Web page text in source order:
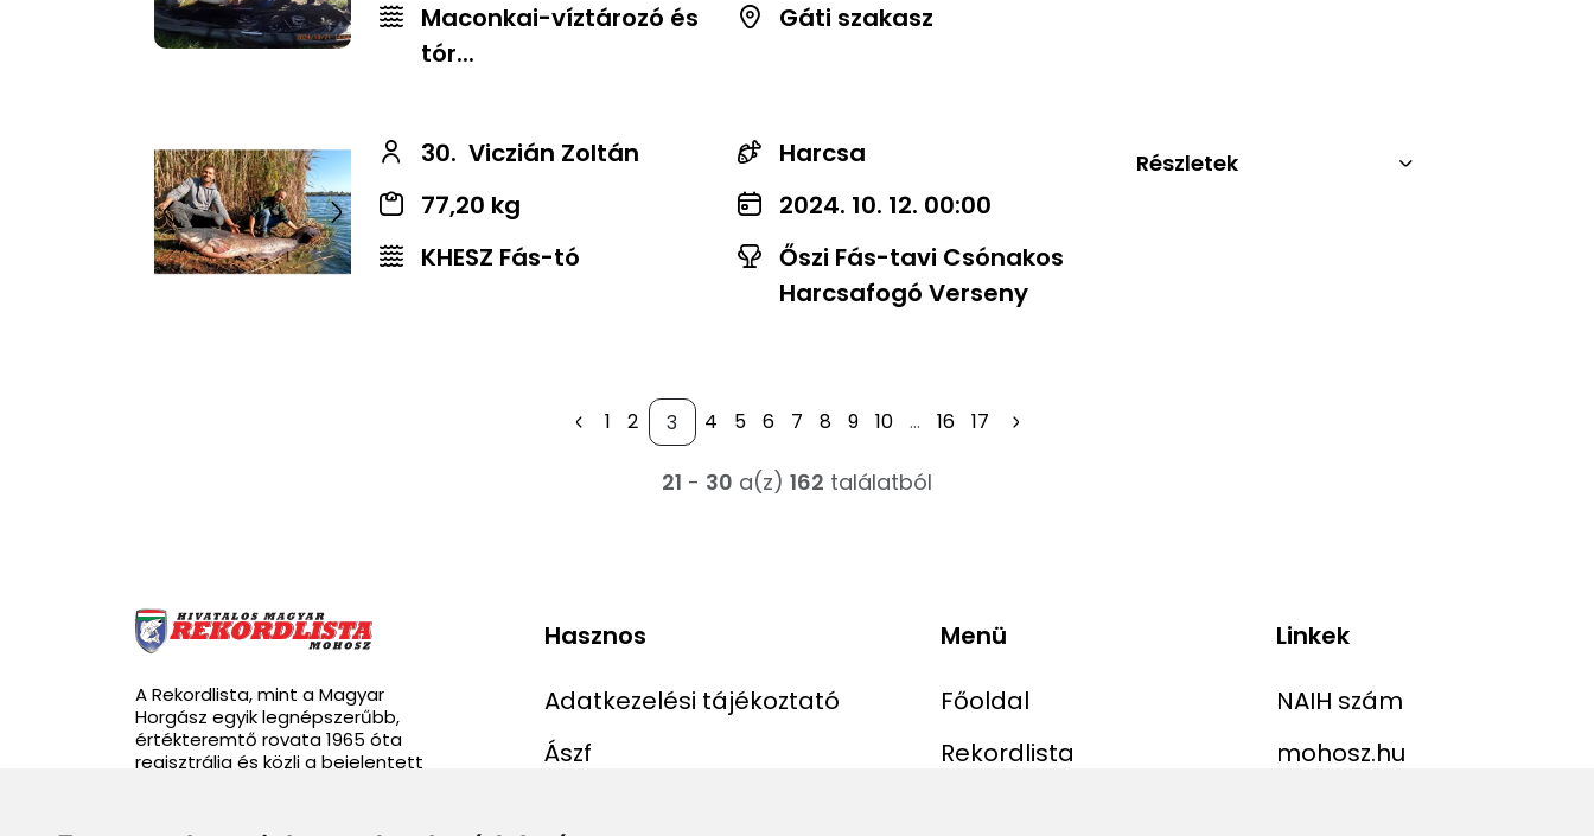
Maconkai-víztározó és
tór...
Gáti szakasz
Előző Következő
30. Viczián Zoltán
Harcsa
77,20 kg
2024. 10. 12. 00:00
KHESZ Fás-tó
Őszi Fás-tavi Csónakos
Harcsafogó Verseny
Részletek
1 2 4 5 6 7 8 9 10 ... 16 17
21 - 30 a(z) 162 találatból
A Rekordlista, mint a Magyar
Horgász egyik legnépszerűbb,
értékteremtő rovata 1965 óta
regisztrálja és közli a bejelentett
Hasznos
Adatkezelési tájékoztató
Ászf
Menü
Főoldal
Rekordlista
Linkek
NAIH szám
mohosz.hu